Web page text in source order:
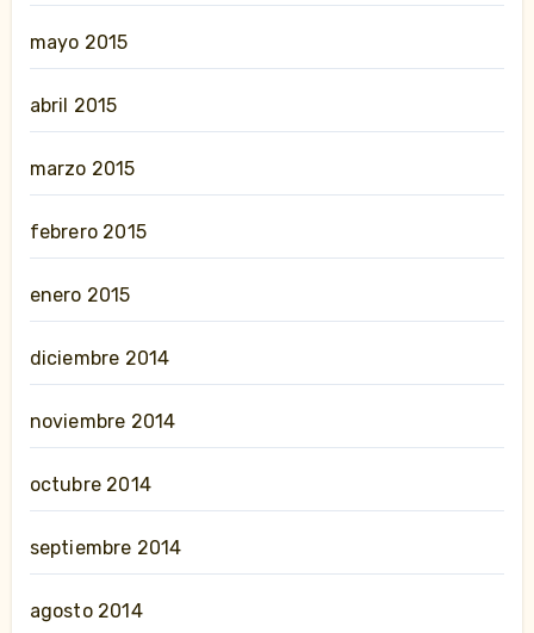
mayo 2015
abril 2015
marzo 2015
febrero 2015
enero 2015
diciembre 2014
noviembre 2014
octubre 2014
septiembre 2014
agosto 2014